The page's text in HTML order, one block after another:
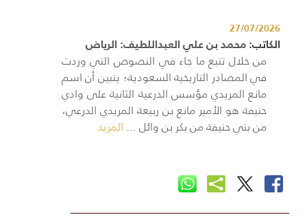
27/07/2026
الكاتب:محمد بن علي العبداللطيف: الرياض
من خلال تتبع ما جاء في النصوص التي وردت
في المصادر التاريخية السعودية؛ يتبين أن اسم
مانع المريدي مؤسس الدرعية الثانية على وادي
حنيفة هو الأمير مانع بن ربيعة المريدي الدرعي،
من بني حنيفة من بكر بن وائل ...المزيد